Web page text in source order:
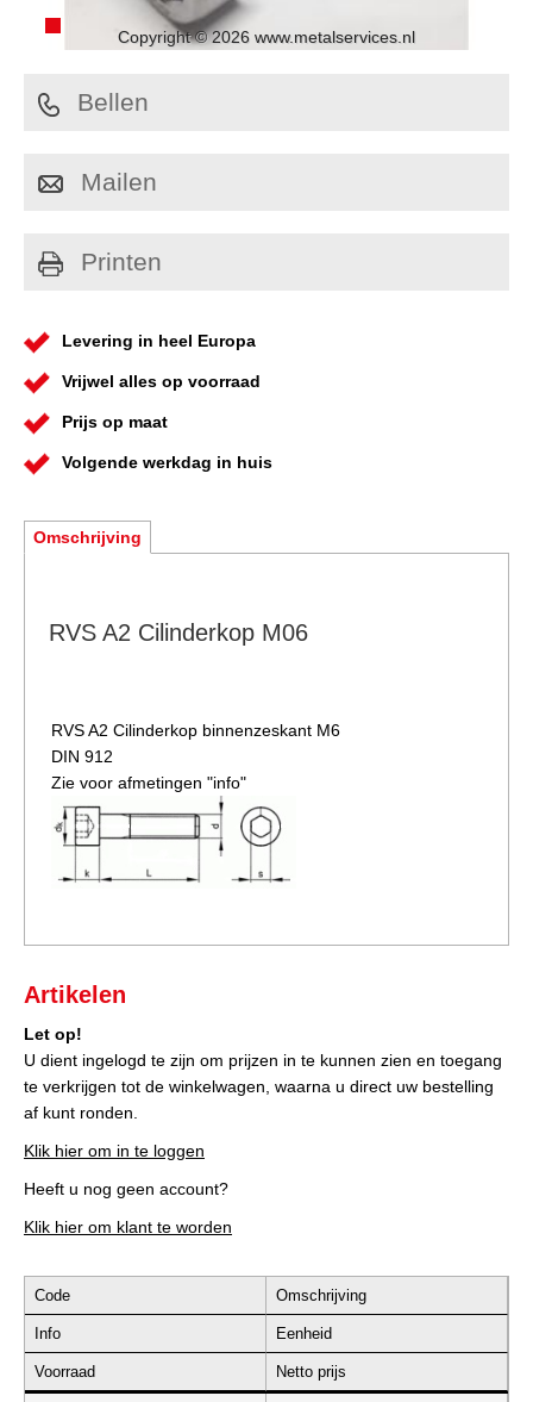
Copyright © 2026 www.metalservices.nl
Bellen
Mailen
Printen
Levering in heel Europa
Vrijwel alles op voorraad
Prijs op maat
Volgende werkdag in huis
Omschrijving
RVS A2 Cilinderkop M06
RVS A2 Cilinderkop binnenzeskant M6
DIN 912
Zie voor afmetingen "info"
Artikelen
Let op!
U dient ingelogd te zijn om prijzen in te kunnen zien en toegang
te verkrijgen tot de winkelwagen, waarna u direct uw bestelling
af kunt ronden.
Klik hier om in te loggen
Heeft u nog geen account?
Klik hier om klant te worden
Code Omschrijving
Info Eenheid
Voorraad Netto prijs